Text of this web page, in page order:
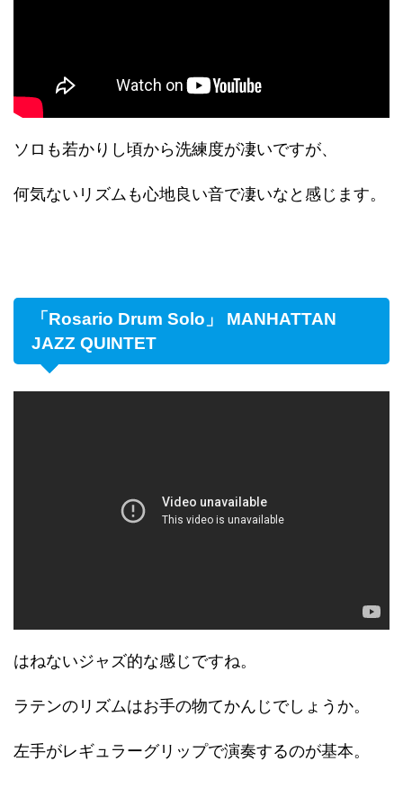
ソロも若かりし頃から洗練度が凄いですが、
何気ないリズムも心地良い音で凄いなと感じます。
「Rosario Drum Solo」 MANHATTAN
JAZZ QUINTET
はねないジャズ的な感じですね。
ラテンのリズムはお手の物てかんじでしょうか。
左手がレギュラーグリップで演奏するのが基本。